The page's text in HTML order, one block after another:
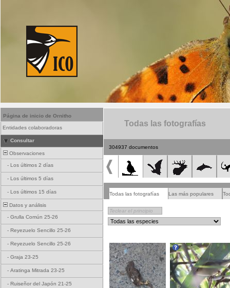
Página de inicio de Ornitho
Entidades colaboradoras
Consultar
Observaciones
- Los últimos 2 días
- Los últimos 5 días
- Los últimos 15 días
Datos y análisis
- Grulla Común 25-26
- Reyezuelo Sencillo 25-26
- Reyezuelo Sencillo 25-26
- Graja 23-25
- Aratinga Mitrada 23-25
- Ruiseñor del Japón 21-25
Todas las fotografías
304937 documentos
Todas las fotografías Las más populares